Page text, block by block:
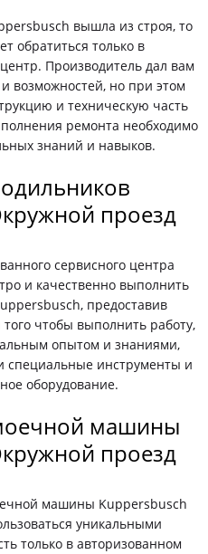
вышла из строя, то
обратиться только в
Производитель дал вам
возможностей, но при этом
и техническую часть
ремонта необходимо
знаний и навыков.
проезд
сервисного центра
и качественно выполнить
предоставив
чтобы выполнить работу,
опытом и знаниями,
специальные инструменты и
оборудование.
машины
проезд
машины Kuppersbusch
уникальными
только в авторизованном